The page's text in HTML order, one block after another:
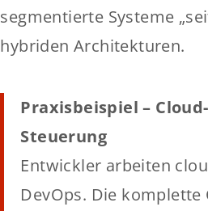
segmentierte Systeme
hybriden Architekturen.
Praxisbeispiel –
Steuerung
Entwickler arbeiten
DevOps. Die komplette